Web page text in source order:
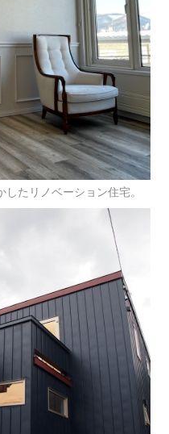
たリノベーション住宅。